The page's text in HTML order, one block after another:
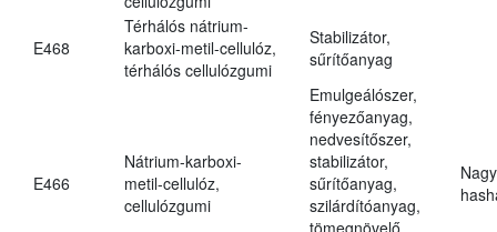
E468
Térhálós nátrium-
karboxi-metil-cellulóz,
térhálós cellulózgumi
Stabilizátor,
sűrítőanyag
E466
Nátrium-karboxi-
metil-cellulóz,
cellulózgumi
Emulgeálószer,
fényezőanyag,
nedvesítőszer,
stabilizátor,
sűrítőanyag,
szilárdítóanyag,
tömegnövelő